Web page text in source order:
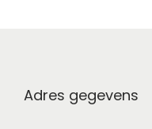
Adres gegevens